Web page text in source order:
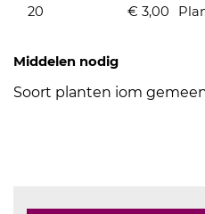
20
€ 3,00
Middelen nodig
Soort planten iom